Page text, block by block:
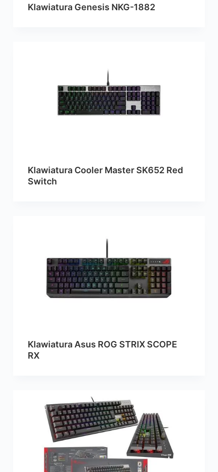
Klawiatura Genesis NKG-1882
Klawiatura Cooler Master SK652 Red
Switch
Klawiatura Asus ROG STRIX SCOPE
RX